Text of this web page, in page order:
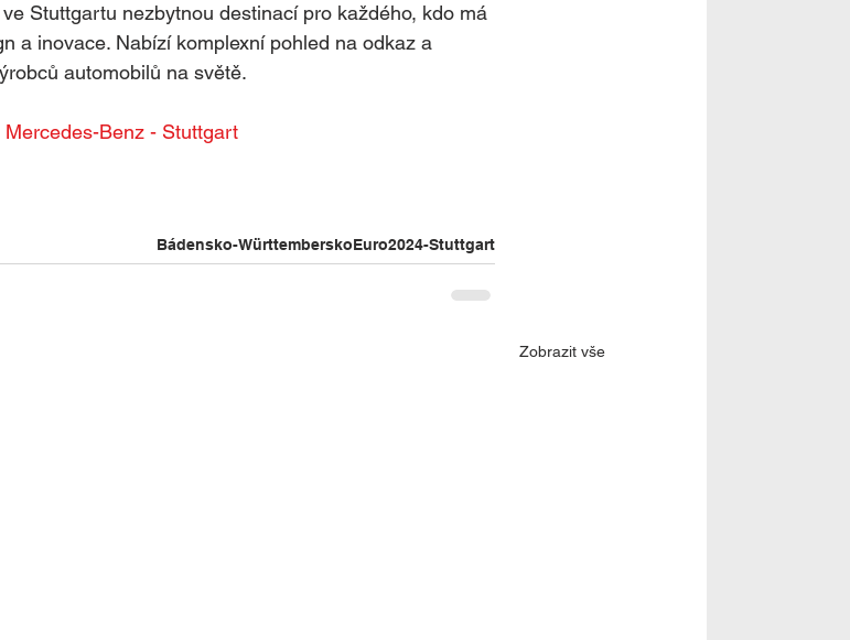
Stuttgartu nezbytnou destinací pro každého, kdo má
a inovace. Nabízí komplexní pohled na odkaz a
automobilů na světě.
Mercedes-Benz - Stuttgart
Bádensko-WürttemberskoEuro2024-Stuttgart
Zobrazit vše